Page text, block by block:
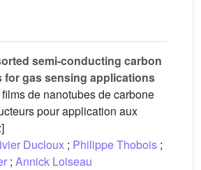
semi-conducting carbon
for gas sensing applications
de nanotubes de carbone
pour application aux
Ducloux ; Philippe Thobois ;
; Annick Loiseau